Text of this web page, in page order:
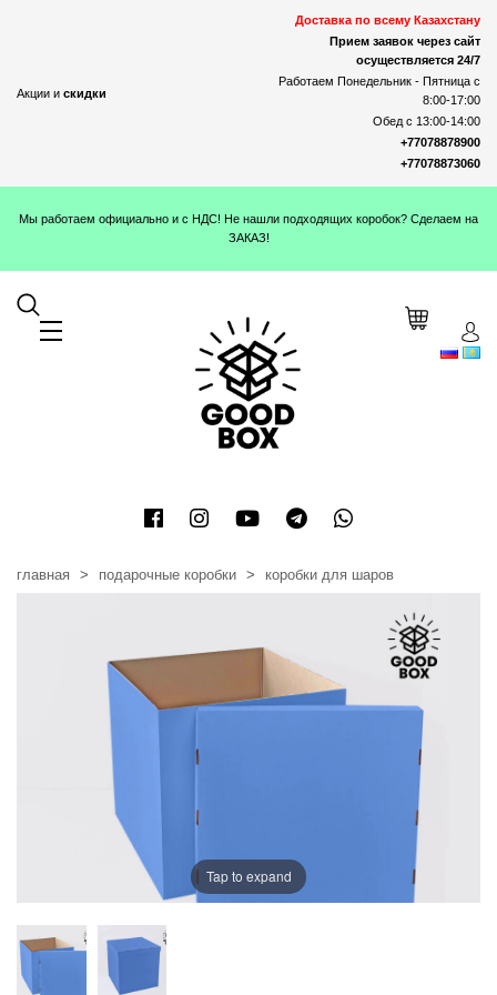
Акции и скидки
Доставка по всему Казахстану
Прием заявок через сайт
осуществляется 24/7
Работаем Понедельник - Пятница с
8:00-17:00
Обед с 13:00-14:00
+77078878900
+77078873060
Мы работаем официально и с НДС! Не нашли подходящих коробок? Сделаем на
ЗАКАЗ!
главная подарочные коробки коробки для шаров
Tap to expand